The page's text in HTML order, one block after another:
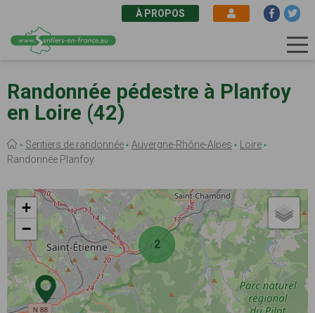
au
contenu
principal
À PROPOS
Randonnée pédestre à Planfoy
en Loire (42)
Fil
d'Ariane
Sentiers de randonnée Auvergne-Rhône-Alpes
Loire
Randonnée Planfoy
2
+
−